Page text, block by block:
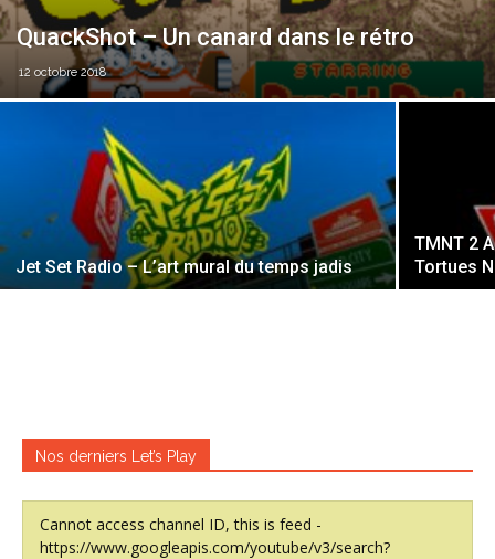
QuackShot – Un canard dans le rétro
12 octobre 2018
Jet Set Radio – L’art mural du temps jadis
TMNT 2
Tortues
Nos derniers Let’s Play
Cannot access channel ID, this is feed -
https://www.googleapis.com/youtube/v3/search?